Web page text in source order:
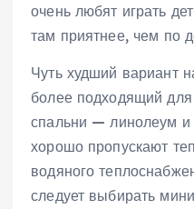
очень любят играть
там приятнее, чем по
Чуть худший вариант
более подходящий
спальни — линолеум
хорошо пропускают
водяного
следует выбирать